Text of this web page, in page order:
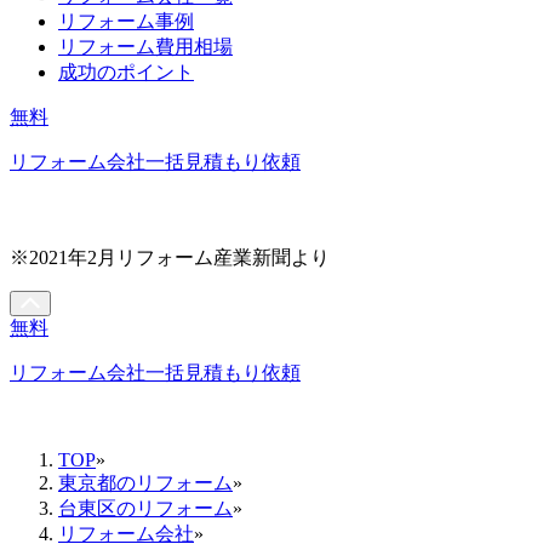
リフォーム事例
リフォーム費用相場
成功のポイント
無料
リフォーム会社一括見積もり依頼
※2021年2月リフォーム産業新聞より
無料
リフォーム会社一括見積もり依頼
TOP»
東京都のリフォーム»
台東区のリフォーム»
リフォーム会社»